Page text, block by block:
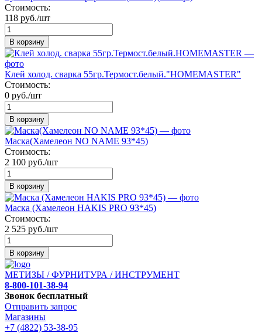
Стоимость:
118 руб./шт
В корзину
Клей холод. сварка 55гр.Термост.белый."HOMEMASTER"
Стоимость:
0 руб./шт
В корзину
Маска(Хамелеон NO NAME 93*45)
Стоимость:
2 100 руб./шт
В корзину
Маска (Хамелеон HAKIS PRO 93*45)
Стоимость:
2 525 руб./шт
В корзину
МЕТИЗЫ / ФУРНИТУРА / ИНСТРУМЕНТ
8-800-101-38-94
Звонок бесплатный
Отправить запрос
Магазины
+7 (4822) 53-38-95